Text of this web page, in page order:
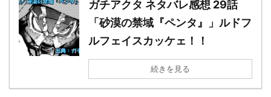
ガチアクタ ネタバレ感想 29話
「砂漠の禁域『ペンタ』」ルドフ
ルフェイスカッケェ！！
続きを見る